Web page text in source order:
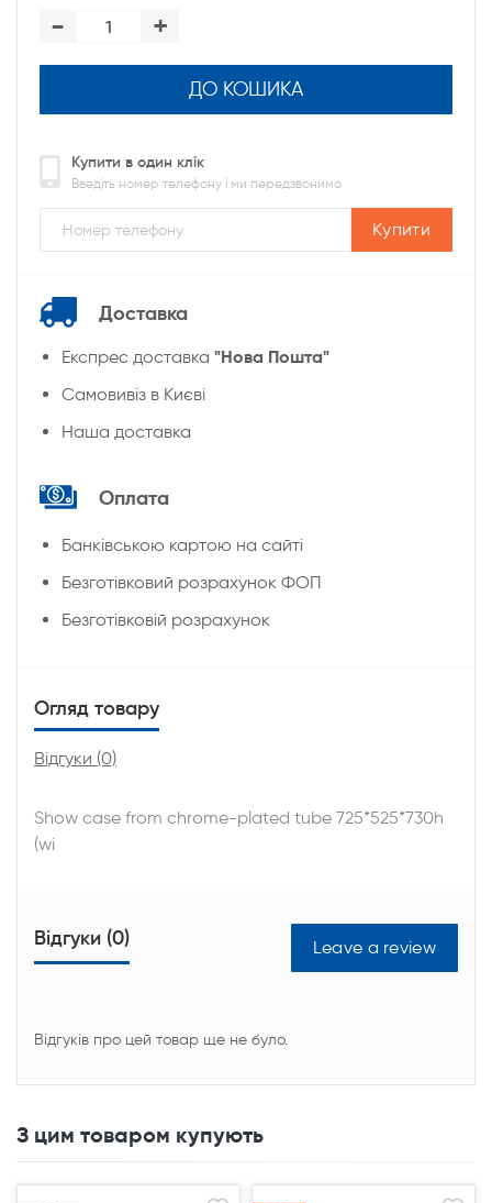
- +
ДО КОШИКА
Купити в один клік
Введіть номер телефону і ми передзвонимо
Купити
Доставка
Експрес доставка "Нова Пошта"
Cамовивіз в Києві
Наша доставка
Оплата
Банківською картою на сайті
Безготівковий розрахунок ФОП
Безготівковій розрахунок
Огляд товару
Відгуки (0)
Show case from chrome-plated tube 725*525*730h
(wi
Відгуки (0) Leave a review
Відгуків про цей товар ще не було.
З цим товаром купують